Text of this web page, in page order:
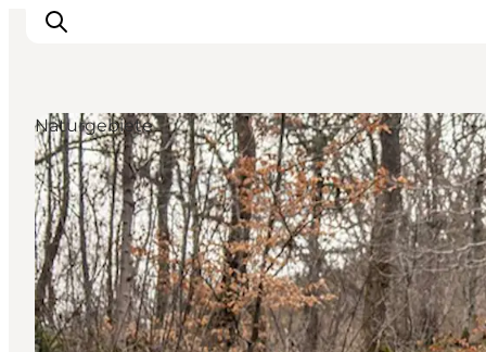
Events
Erlebnisse
Unsere Städte
Essen & Übernachtung
Tickets kaufen
Plane deine Reise
Naturgebiete